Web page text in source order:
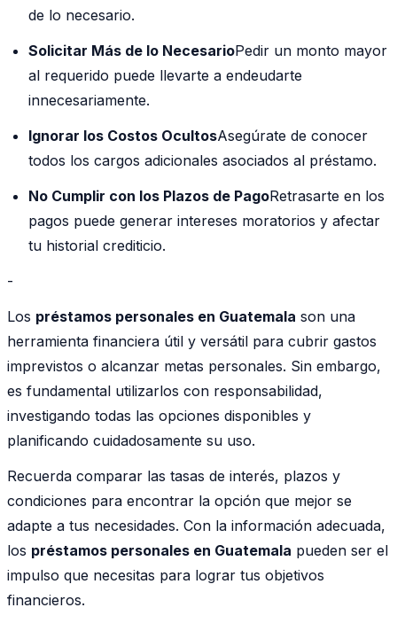
de lo necesario.
Solicitar Más de lo NecesarioPedir un monto mayor
al requerido puede llevarte a endeudarte
innecesariamente.
Ignorar los Costos OcultosAsegúrate de conocer
todos los cargos adicionales asociados al préstamo.
No Cumplir con los Plazos de PagoRetrasarte en los
pagos puede generar intereses moratorios y afectar
tu historial crediticio.
-
Los préstamos personales en Guatemala son una
herramienta financiera útil y versátil para cubrir gastos
imprevistos o alcanzar metas personales. Sin embargo,
es fundamental utilizarlos con responsabilidad,
investigando todas las opciones disponibles y
planificando cuidadosamente su uso.
Recuerda comparar las tasas de interés, plazos y
condiciones para encontrar la opción que mejor se
adapte a tus necesidades. Con la información adecuada,
los préstamos personales en Guatemala pueden ser el
impulso que necesitas para lograr tus objetivos
financieros.